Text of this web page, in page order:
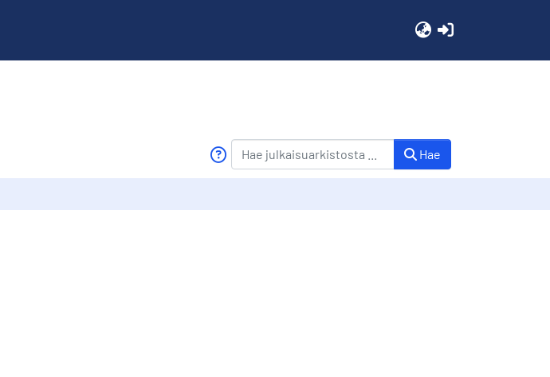
Hae